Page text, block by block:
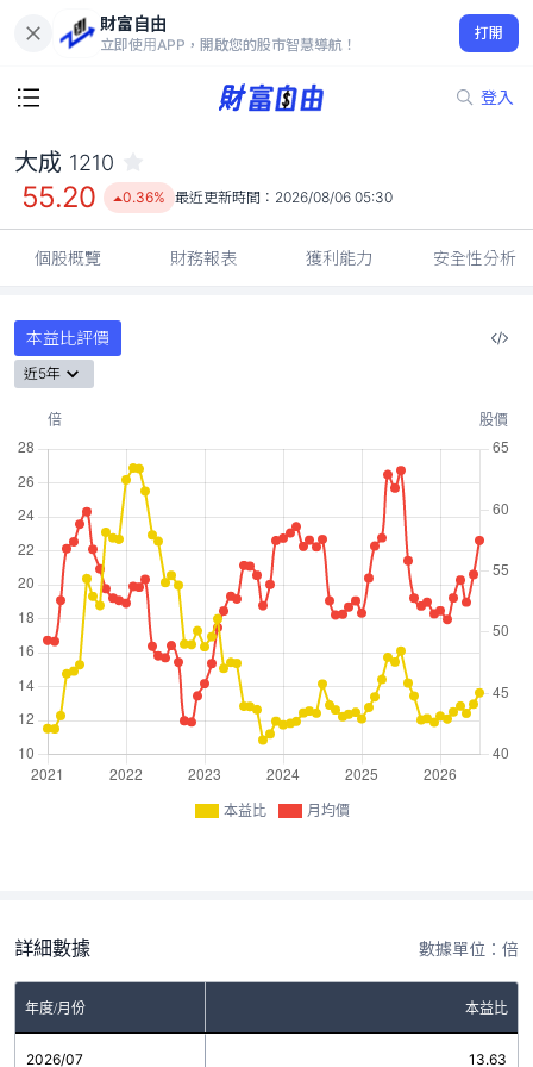
財富自由
立即使用APP，開啟您的股市智慧導航！
打開
登入
55.20
0.36%
大成 1210
55.20 0.36% 最近更新時間： 2026/08/06 05:30
個股概覽 財務報表 獲利能力 安全性分析
本益比評價
近5年
本益比 月均價
詳細數據 數據單位：倍
年度/月份 本益比
2026/07 13.63